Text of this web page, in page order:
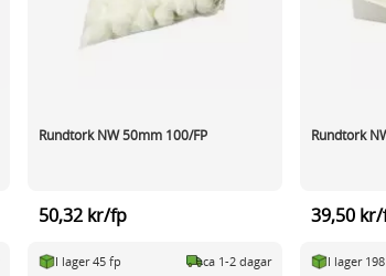
Rundtork NW 50mm 100/FP
50,32 kr/fp
I lager 45 fp ca 1-2 dagar
Rundtork
39,50
I lager